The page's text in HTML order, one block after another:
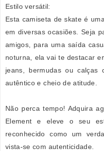
Estilo versátil:
Esta camiseta de skate é
em diversas ocasiões. Seja
amigos, para uma saída
noturna, ela vai te destacar
jeans, bermudas ou calças
autêntico e cheio de atitude.
Não perca tempo! Adquira
Element e eleve o seu
reconhecido como um
vista-se com autenticidade.